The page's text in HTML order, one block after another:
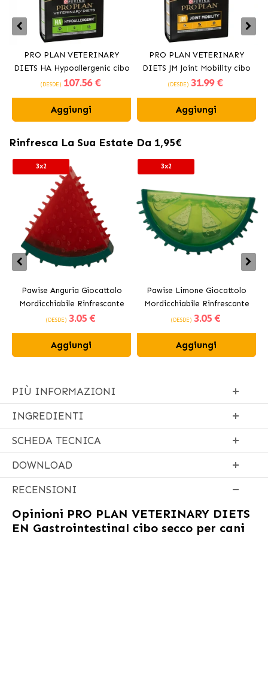
PRO PLAN VETERINARY
DIETS HA Hypoallergenic cibo
secco per cani
(DESDE) 107.56 €
Aggiungi
PRO PLAN VETERINARY
DIETS JM Joint Mobility cibo
secco per cani
(DESDE) 31.99 €
Aggiungi
Rinfresca La Sua Estate Da 1,95€
3x2
Pawise Anguria Giocattolo
Mordicchiabile Rinfrescante
per Cani 10 cm
(DESDE) 3.05 €
Aggiungi
3x2
Pawise Limone Giocattolo
Mordicchiabile Rinfrescante
per Cani 12 cm
(DESDE) 3.05 €
Aggiungi
PIÙ INFORMAZIONI
INGREDIENTI
SCHEDA TECNICA
DOWNLOAD
RECENSIONI
Opinioni PRO PLAN VETERINARY DIETS
EN Gastrointestinal cibo secco per cani